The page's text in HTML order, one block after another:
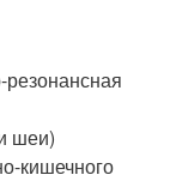
шеи)
кишечного